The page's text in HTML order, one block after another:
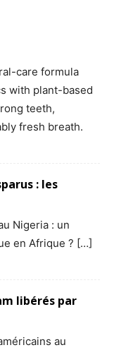
care formula
with plant-based
teeth,
fresh breath.
: les
Nigeria : un
en Afrique ? […]
libérés par
au